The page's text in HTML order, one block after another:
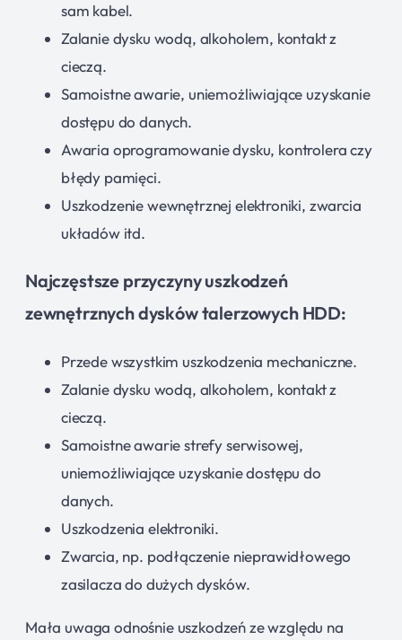
sam kabel.
Zalanie dysku wodą, alkoholem, kontakt z
cieczą.
Samoistne awarie, uniemożliwiające uzyskanie
dostępu do danych.
Awaria oprogramowanie dysku, kontrolera czy
błędy pamięci.
Uszkodzenie wewnętrznej elektroniki, zwarcia
układów itd.
Najczęstsze przyczyny uszkodzeń
zewnętrznych dysków talerzowych HDD:
Przede wszystkim uszkodzenia mechaniczne.
Zalanie dysku wodą, alkoholem, kontakt z
cieczą.
Samoistne awarie strefy serwisowej,
uniemożliwiające uzyskanie dostępu do
danych.
Uszkodzenia elektroniki.
Zwarcia, np. podłączenie nieprawidłowego
zasilacza do dużych dysków.
Mała uwaga odnośnie uszkodzeń ze względu na